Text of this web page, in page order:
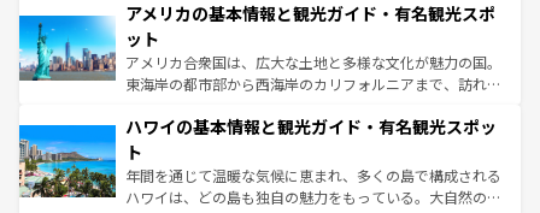
ンツ一覧を参照してほしい。
の建物がそのまま残る町や、スイスならではのユニークな
博物館もあり、アルプス観光だけでなく町歩きも満喫する
ことができる。国民の所得が高いため物価も高いが、旅行
者向けの交通パス提供のサービスもあり、うまく活用すれ
着のスイス情報はコンテンツ一覧を参照してほしい。
アメリカの基本情報と観光ガイド・有名観光スポ
ット
アメリカ合衆国は、広大な土地と多様な文化が魅力の国。
東海岸の都市部から西海岸のカリフォルニアまで、訪れる
のような巨大都市は、観光、ショッピング、エンターテイ
ンメントが詰まった刺激的なスポットだ。一方、アメリカ
西部には大自然が広がり、グランドキャニオンやイエロー
ストーン国立公園といった絶景が堪能できる。さらに、南
ハワイの基本情報と観光ガイド・有名観光スポッ
ト
年間を通じて温暖な気候に恵まれ、多くの島で構成される
ハワイは、どの島も独自の魅力をもっている。大自然の神